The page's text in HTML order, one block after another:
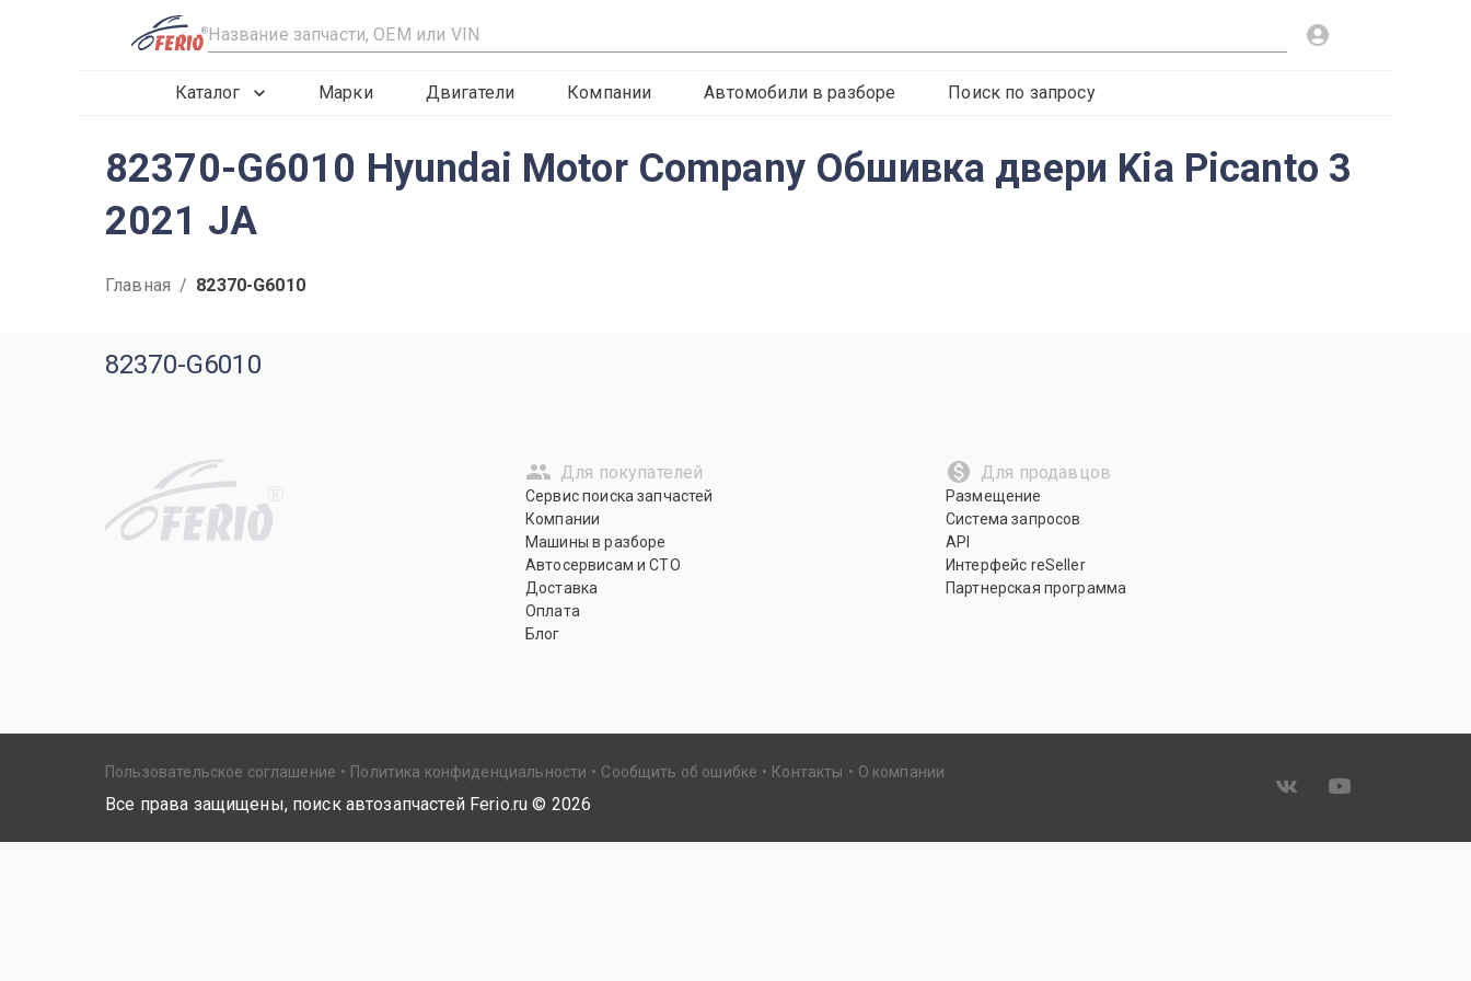
R
Каталог Марки Двигатели Компании Автомобили в разборе Поиск по запросу
82370-G6010 Hyundai Motor Company Обшивка двери Kia Picanto 3
2021 JA
Главная / 82370-G6010
82370-G6010
R
Для покупателей
Сервис поиска запчастей
Компании
Машины в разборе
Автосервисам и СТО
Доставка
Оплата
Блог
Для продавцов
Размещение
Система запросов
API
Интерфейс reSeller
Партнерская программа
Пользовательское соглашение Политика конфиденциальности Сообщить об ошибке Контакты О компании
Все права защищены, поиск автозапчастей Ferio.ru © 2026